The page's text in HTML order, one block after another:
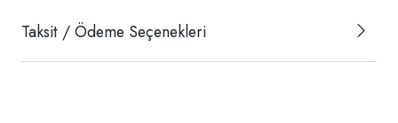
Taksit / Ödeme Seçenekleri